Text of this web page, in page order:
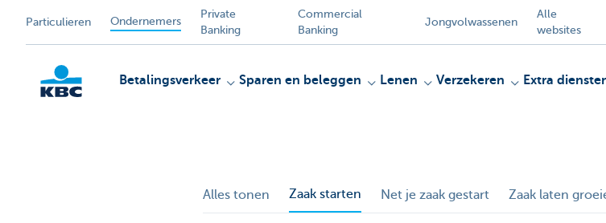
Particulieren Ondernemers
Private
Banking
Commercial
Banking
Jongvolwassenen
Alle
websites
Betalingsverkeer Sparen en beleggen Lenen Verzekeren Extra
Alles tonen Zaak starten Net je zaak gestart Zaak laten